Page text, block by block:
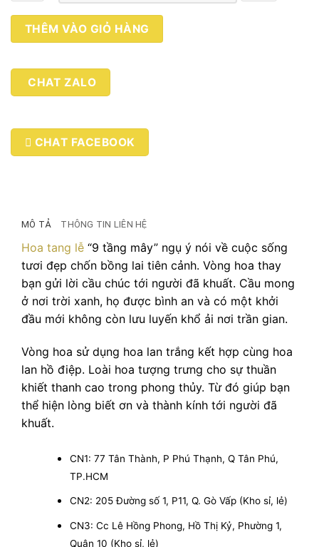
tầng
số
lượng
THÊM VÀO GIỎ HÀNG
CHAT ZALO
CHAT FACEBOOK
MÔ TẢ THÔNG TIN LIÊN HỆ
Hoa tang lễ “9 tầng mây” ngụ ý nói về cuộc sống
tươi đẹp chốn bồng lai tiên cảnh. Vòng hoa thay
bạn gửi lời cầu chúc tới người đã khuất. Cầu mong
ở nơi trời xanh, họ được bình an và có một khởi
đầu mới không còn lưu luyến khổ ải nơi trần gian.
Vòng hoa sử dụng hoa lan trắng kết hợp cùng hoa
lan hồ điệp. Loài hoa tượng trưng cho sự thuần
khiết thanh cao trong phong thủy. Từ đó giúp bạn
thể hiện lòng biết ơn và thành kính tới người đã
khuất.
CN1: 77 Tân Thành, P Phú Thạnh, Q Tân Phú,
TP.HCM
CN2: 205 Đường số 1, P11, Q. Gò Vấp (Kho sỉ, lẻ)
CN3: Cc Lê Hồng Phong, Hồ Thị Kỷ, Phường 1,
Quận 10 (Kho sỉ, lẻ)